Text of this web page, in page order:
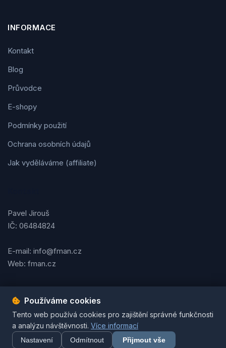
INFORMACE
Kontakt
Blog
Průvodce
E-shopy
Podmínky použití
Ochrana osobních údajů
Jak vyděláváme (affiliate)
Pavel Jirouš
IČ: 06484824
E-mail: info@fman.cz
Web: fman.cz
Podmínky použitíOchrana osobních údajůCookies
© 2026 FMAN.cz. Všechna práva vyhrazena. | Vytvořil
Jirouš
Používáme cookies
Tento web používá cookies pro zajištění správné funkčnosti
a analýzu návštěvnosti. Více informací
Nastavení Odmítnout Přijmout vše